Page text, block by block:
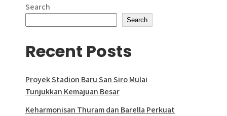
Search
Search
Recent Posts
Proyek Stadion Baru San Siro Mulai
Tunjukkan Kemajuan Besar
Keharmonisan Thuram dan Barella Perkuat